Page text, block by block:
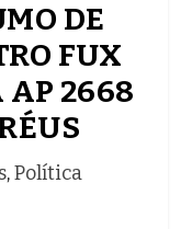
DE
FUX
AP 2668
,Política